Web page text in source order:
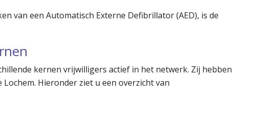
van een Automatisch Externe Defibrillator (AED), is de
kernen vrijwilligers actief in het netwerk. Zij hebben
Hieronder ziet u een overzicht van